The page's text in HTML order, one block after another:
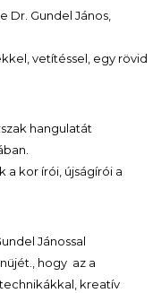
Dr. Gundel János,
vetítéssel, egy rövid
hangulatát
kor írói, újságírói a
Jánossal
hogy az a
kreatív